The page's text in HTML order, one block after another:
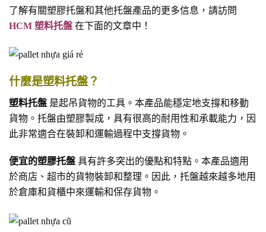
了解有關塑膠托盤和其他托盤產品的更多信息，請訪問
HCM 塑料托盤 在下面的文章中！
什麼是塑料托盤？
塑料托盤 是起吊貨物的工具。本產品能穩定地支撐和移動
貨物。托盤由塑膠製成，具有很高的耐用性和承載能力，因
此非常適合在裝卸和運輸過程中支撐貨物。
便宜的塑膠托盤 具有許多突出的優點和特點。本產品適用
於商店、超市的貨物裝卸和整理。因此，托盤越來越多地用
於倉庫和貨櫃中來運輸和保存貨物。